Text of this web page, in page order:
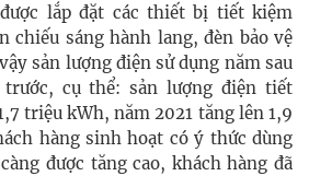
lắp đặt các thiết bị tiết kiệm
chiếu sáng hành lang, đèn bảo vệ
sản lượng điện sử dụng năm sau
cụ thể: sản lượng điện tiết
triệu kWh, năm 2021 tăng lên 1,9
hàng sinh hoạt có ý thức dùng
được tăng cao, khách hàng đã